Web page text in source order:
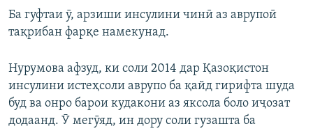
Ба гуфтаи ӯ, арзиши инсулини чинӣ аз аврупоӣ
тақрибан фарқе намекунад.
Нурумова афзуд, ки соли 2014 дар Қазоқистон
инсулини истеҳсоли аврупо ба қайд гирифта шуда
буд ва онро барои кудакони аз яксола боло иҷозат
додаанд. Ӯ мегӯяд, ин дору соли гузашта ба